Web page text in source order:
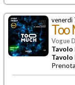
venerdì
Too
Vogue
Tavolo
Tavolo